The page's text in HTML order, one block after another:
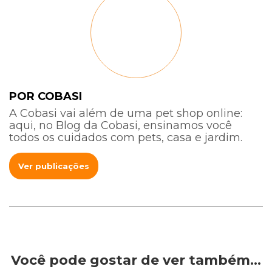
POR COBASI
A Cobasi vai além de uma pet shop online:
aqui, no Blog da Cobasi, ensinamos você
todos os cuidados com pets, casa e jardim.
Ver publicações
Você pode gostar de ver também…